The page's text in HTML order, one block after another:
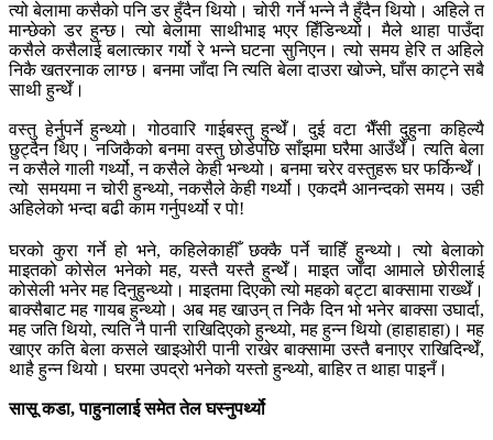
त्यो बेलामा कसैको पनि डर हुँदैन थियो। चोरी गर्ने भन्ने नै हुँदैन थियो। अहिले त
मान्छेको डर हुन्छ। त्यो बेलामा साथीभाइ भएर हिँडिन्थ्यो। मैले थाहा पाउँदा
कसैले कसैलाई बलात्कार गर्यो रे भन्ने घटना सुनिएन। त्यो समय हेरि त अहिले
निकै खतरनाक लाग्छ। बनमा जाँदा नि त्यति बेला दाउरा खोज्ने, घाँस काट्ने सबै
साथी हुन्थेँ।
वस्तु हेर्नुपर्ने हुन्थ्यो। गोठवारि गाईबस्तु हुन्थेँ। दुई वटा भैँसी दुहुना कहिल्यै
छुट्दैन थिए। नजिकैको बनमा वस्तु छोडेपछि साँझमा घरैमा आउँथेँ। त्यति बेला
न कसैले गाली गर्थ्यो, न कसैले केही भन्थ्यो। बनमा चरेर वस्तुहरू घर फर्किन्थेँ।
त्यो समयमा न चोरी हुन्थ्यो, नकसैले केही गर्थ्यो। एकदमै आनन्दको समय। उही
अहिलेको भन्दा बढी काम गर्नुपर्थ्यो र पो!
घरको कुरा गर्ने हो भने, कहिलेकाहीँ छक्कै पर्ने चाहिँ हुन्थ्यो। त्यो बेलाको
माइतको कोसेल भनेको मह, यस्तै यस्तै हुन्थेँ। माइत जाँदा आमाले छोरीलाई
कोसेली भनेर मह दिनुहुन्थ्यो। माइतमा दिएको त्यो महको बट्टा बाक्सामा राख्थेँ।
बाक्सैबाट मह गायब हुन्थ्यो। अब मह खाउन् त निकै दिन भो भनेर बाक्सा उघार्दा,
मह जति थियो, त्यति नै पानी राखिदिएको हुन्थ्यो, मह हुन्न थियो (हाहाहाहा)। मह
खाएर कति बेला कसले खाइओरी पानी राखेर बाक्सामा उस्तै बनाएर राखिदिन्थेँ,
थाहै हुन्न थियो। घरमा उपद्रो भनेको यस्तो हुन्थ्यो, बाहिर त थाहा पाइनँ।
सासू कडा, पाहुनालाई समेत तेल घस्नुपर्थ्यो